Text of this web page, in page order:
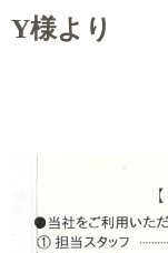
Y様より